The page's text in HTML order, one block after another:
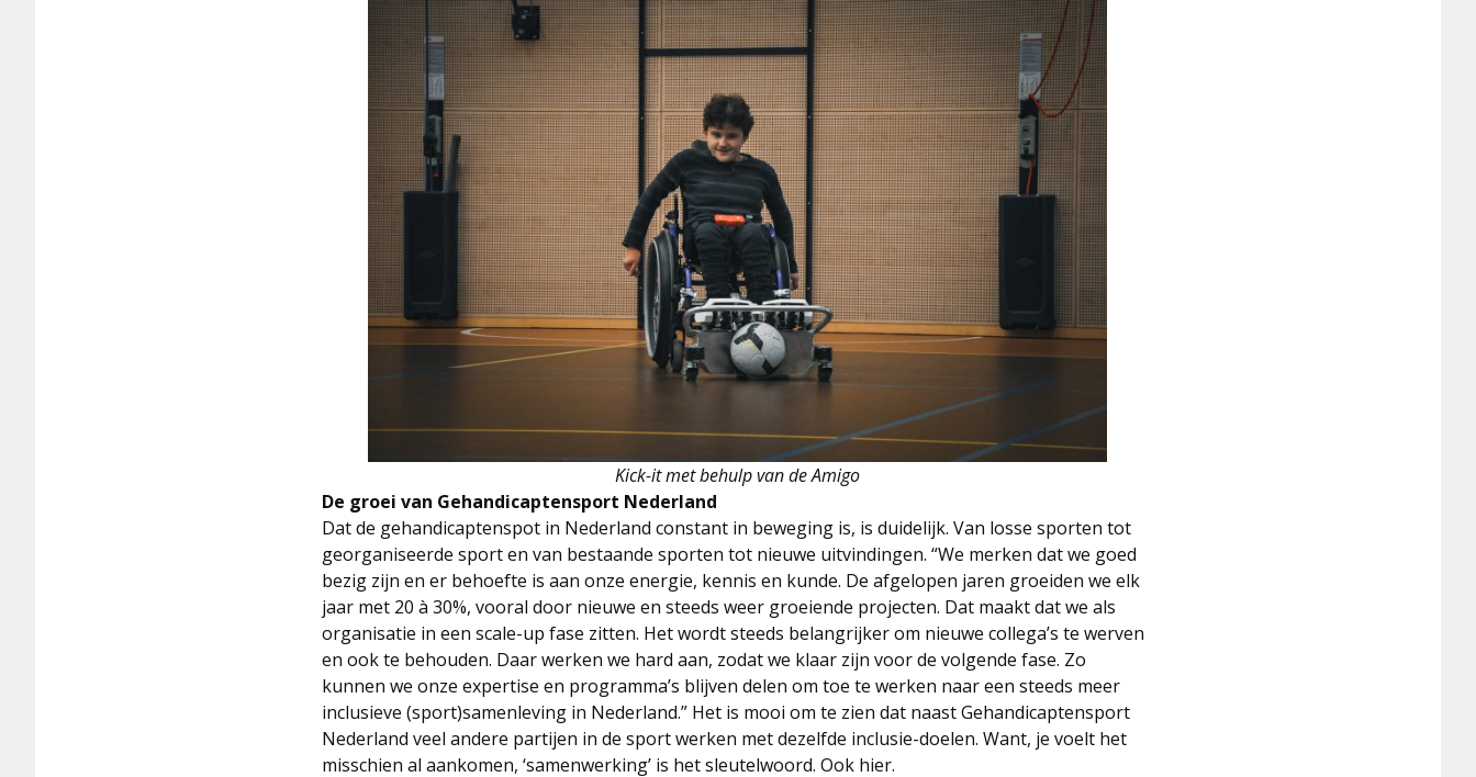
Kick-it met behulp van de Amigo
De groei van Gehandicaptensport Nederland
Dat de gehandicaptenspot in Nederland constant in beweging is, is duidelijk. Van losse sporten tot
georganiseerde sport en van bestaande sporten tot nieuwe uitvindingen. “We merken dat we goed
bezig zijn en er behoefte is aan onze energie, kennis en kunde. De afgelopen jaren groeiden we elk
jaar met 20 à 30%, vooral door nieuwe en steeds weer groeiende projecten. Dat maakt dat we als
organisatie in een scale-up fase zitten. Het wordt steeds belangrijker om nieuwe collega’s te werven
en ook te behouden. Daar werken we hard aan, zodat we klaar zijn voor de volgende fase. Zo
kunnen we onze expertise en programma’s blijven delen om toe te werken naar een steeds meer
inclusieve (sport)samenleving in Nederland.” Het is mooi om te zien dat naast Gehandicaptensport
Nederland veel andere partijen in de sport werken met dezelfde inclusie-doelen. Want, je voelt het
misschien al aankomen, ‘samenwerking’ is het sleutelwoord. Ook hier.